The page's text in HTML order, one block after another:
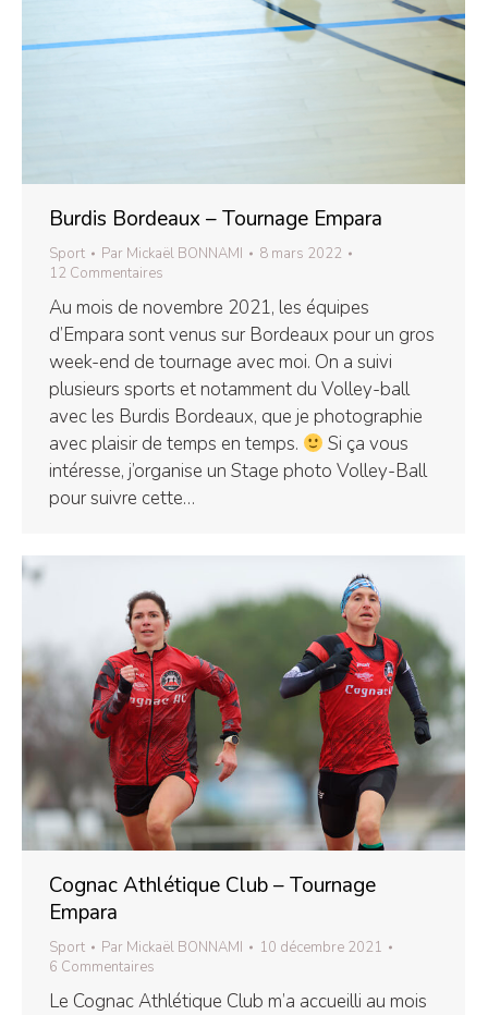
Burdis Bordeaux – Tournage Empara
Sport Par Mickaël BONNAMI
8 mars 2022
12 Commentaires
Au mois de novembre 2021, les équipes
d’Empara sont venus sur Bordeaux pour un gros
week-end de tournage avec moi. On a suivi
plusieurs sports et notamment du Volley-ball
avec les Burdis Bordeaux, que je photographie
avec plaisir de temps en temps.
Si ça vous
intéresse, j’organise un Stage photo Volley-Ball
pour suivre cette…
Cognac Athlétique Club – Tournage
Empara
Sport Par Mickaël BONNAMI
10 décembre 2021
6 Commentaires
Le Cognac Athlétique Club m’a accueilli au mois